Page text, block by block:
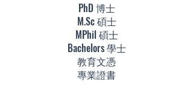
PhD 博士​
M.Sc 碩士
MPhil 碩士
Bachelors 學士
教育文憑
專業證書